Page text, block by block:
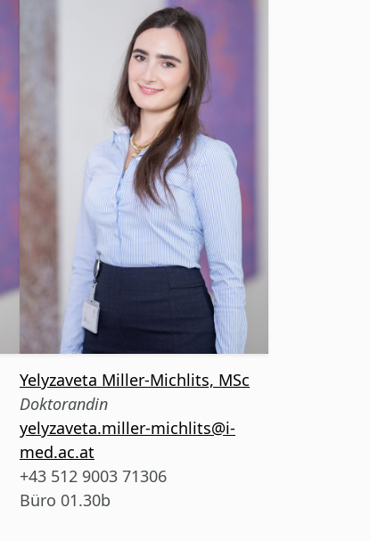
Yelyzaveta Miller-Michlits, MSc
Doktorandin
yelyzaveta.miller-michlits@i-
med.ac.at
+43 512 9003 71306
Büro 01.30b